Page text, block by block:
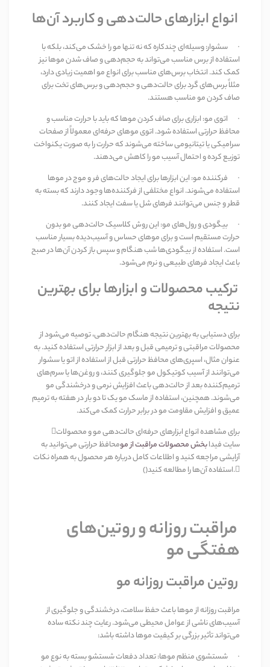
انواع ابزارهای حالت‌دهی و کاربرد آن‌ها
· سشوار:وسیله‌ای چندکاره که نه تنها مو را خشک می‌کند، بلکه با
استفاده از برس مناسب می‌تواند به حجم‌دهی و صاف شدن موها نیز
کمک کند. انتخاب برس‌های مناسب برای انواع مو اهمیت زیادی دارد،
مثلاً برس‌های گرد برای حالت‌دهی و حجم‌دهی و برس‌های تخت برای
صاف کردن مو مناسب هستند.
· اتوی مو:ابزاری برای صاف کردن موها که باید با حرارت مناسب و
محافظ حرارتی استفاده شود. اتوی موهای حرفه‌ای معمولاً از صفحات
سرامیکی یا تیتانیومی ساخته می‌شوند که حرارت را به صورت یکنواخت
توزیع کرده و احتمال آسیب مو را کاهش می‌دهند.
· فرکننده مو:این ابزارها برای ایجاد حالت‌های فر و موج در موها
استفاده می‌شوند. انواع مختلفی از فرکننده‌ها وجود دارند که بسته به
قطر و جنس می‌توانند فرهای شل یا سفت ایجاد کنند.
· بیگودی و رول‌های مو:این روش کلاسیک حالت‌دهی مو بدون
حرارت مستقیم است و برای موهای حساس و آسیب‌دیده بسیار مناسب
است. استفاده از بیگودی‌ها شب هنگام و سپس باز کردن آن‌ها در صبح
باعث ایجاد فرهای طبیعی و نرم می‌شود.
ترکیب محصولات و ابزارها برای بهترین
نتیجه
برای دستیابی به بهترین نتیجه هنگام حالت‌دهی، توصیه می‌شود از
محصولات مراقبتی و ترمیمی قبل و بعد از ابزار حرارتی استفاده کنید. به
عنوان مثال، اسپری‌های محافظ حرارتی قبل از استفاده از اتو یا سشوار
می‌توانند از آسیب کوتیکول مو جلوگیری کنند، و روغن‌ها یا سرم‌های
ترمیم‌کننده بعد از حالت‌دهی باعث افزایش نرمی و درخشندگی مو
می‌شوند. همچنین، استفاده از ماسک مو یک تا دو بار در هفته به ترمیم
عمیق و افزایش مقاومت مو در برابر حرارت کمک می‌کند.
برای مشاهده انواع ابزارهای حرفه‌ای حالت‌دهی مو و محصولات
محافظ حرارتی می‌توانید بهبخش محصولات مراقبت از موسایت فیدا
آرایشی مراجعه کنید و اطلاعات کامل درباره هر محصول به همراه نکات
استفاده آن‌ها را مطالعه کنید.()
مراقبت روزانه و روتین‌های
هفتگی مو
روتین مراقبت روزانه مو
مراقبت روزانه از موها باعث حفظ سلامت، درخشندگی و جلوگیری از
آسیب‌های ناشی از عوامل محیطی می‌شود. رعایت چند نکته ساده
می‌تواند تأثیر بزرگی بر کیفیت موها داشته باشد:
· شستشوی منظم موها:تعداد دفعات شستشو بسته به نوع مو